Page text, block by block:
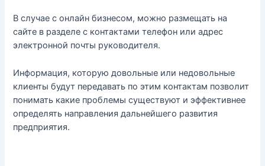
В случае с онлайн бизнесом, можно размещать на
сайте в разделе с контактами телефон или адрес
электронной почты руководителя.
Информация, которую довольные или недовольные
клиенты будут передавать по этим контактам позволит
понимать какие проблемы существуют и эффективнее
определять направления дальнейшего развития
предприятия.